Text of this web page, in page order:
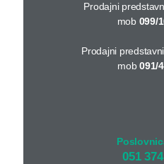
Prodajni
mob099/
Prodajni
mob091/
051